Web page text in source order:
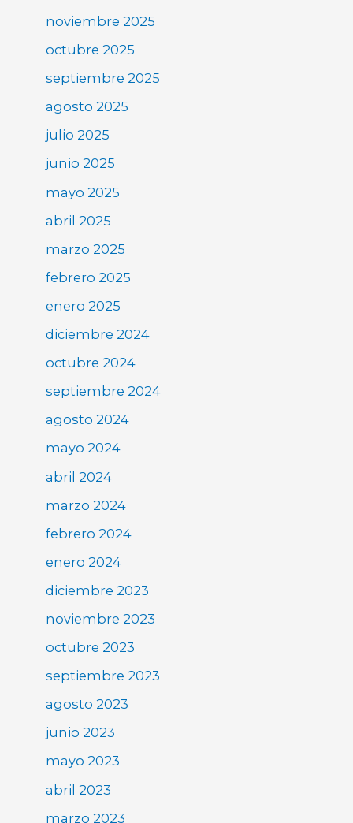
noviembre 2025
octubre 2025
septiembre 2025
agosto 2025
julio 2025
junio 2025
mayo 2025
abril 2025
marzo 2025
febrero 2025
enero 2025
diciembre 2024
octubre 2024
septiembre 2024
agosto 2024
mayo 2024
abril 2024
marzo 2024
febrero 2024
enero 2024
diciembre 2023
noviembre 2023
octubre 2023
septiembre 2023
agosto 2023
junio 2023
mayo 2023
abril 2023
marzo 2023